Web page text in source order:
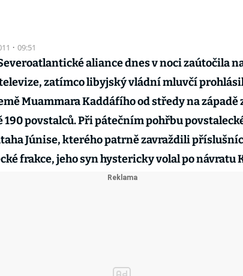
· 09:51
aliance dnes v noci zaútočila
zatímco libyjský vládní mluvčí
Muammara Kaddáfího od středy na západě
190 povstalců. Při pátečním pohřbu
Júnise, kterého patrně zavraždili
frakce, jeho syn hystericky volal po návratu